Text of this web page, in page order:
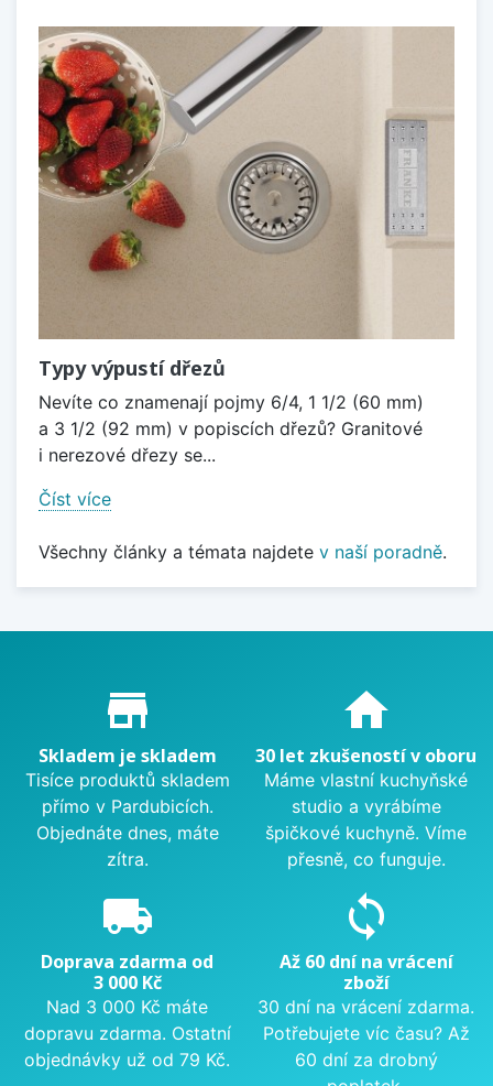
Typy výpustí dřezů
Nevíte co znamenají pojmy 6/4, 1 1/2 (60 mm)
a 3 1/2 (92 mm) v popiscích dřezů? Granitové
i nerezové dřezy se...
Číst více
Všechny články a témata najdete v naší poradně.
Proč nakupovat u nás?
store_mall_directory
Skladem je skladem
Tisíce produktů skladem
přímo v Pardubicích.
Objednáte dnes, máte
zítra.
home
30 let zkušeností v oboru
Máme vlastní kuchyňské
studio a vyrábíme
špičkové kuchyně. Víme
přesně, co funguje.
local_shipping
Doprava zdarma od
3 000 Kč
Nad 3 000 Kč máte
dopravu zdarma. Ostatní
objednávky už od 79 Kč.
sync
Až 60 dní na vrácení
zboží
30 dní na vrácení zdarma.
Potřebujete víc času? Až
60 dní za drobný